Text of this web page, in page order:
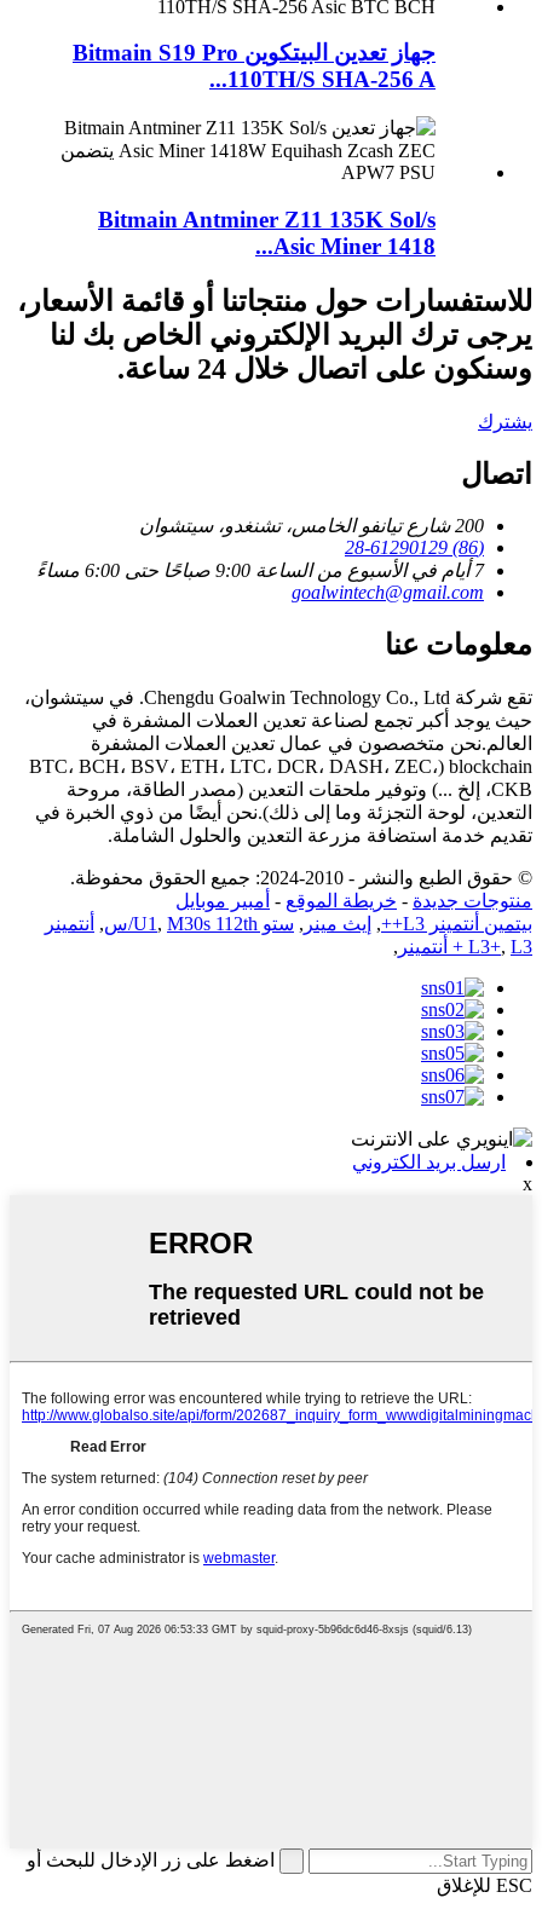
جهاز تعدين البيتكوين Bitmain S19 Pro
110TH/S SHA-256 A...
Bitmain Antminer Z11 135K Sol/s
Asic Miner 1418...
للاستفسارات حول منتجاتنا أو قائمة الأسعار،
يرجى ترك البريد الإلكتروني الخاص بك لنا
وسنكون على اتصال خلال 24 ساعة.
يشترك
اتصال
200 شارع تيانفو الخامس، تشنغدو، سيتشوان
(86) 28-61290129
7 أيام في الأسبوع من الساعة 9:00 صباحًا حتى 6:00 مساءً
goalwintech@gmail.com
معلومات عنا
تقع شركة Chengdu Goalwin Technology Co., Ltd. في سيتشوان،
حيث يوجد أكبر تجمع لصناعة تعدين العملات المشفرة في
العالم.نحن متخصصون في عمال تعدين العملات المشفرة
blockchain (BTC، BCH، BSV، ETH، LTC، DCR، DASH، ZEC،
CKB، إلخ ...) وتوفير ملحقات التعدين (مصدر الطاقة، مروحة
التعدين، لوحة التجزئة وما إلى ذلك).نحن أيضًا من ذوي الخبرة في
تقديم خدمة استضافة مزرعة التعدين والحلول الشاملة.
© حقوق الطبع والنشر - 2010-2024: جميع الحقوق محفوظة.
منتوجات جديدة - خريطة الموقع - أمبير موبايل
بيتمين أنتمينر L3++
, إيث مينر , ستو U1 , M30s 112th/س , أنتمينر
L3+, L3 + أنتمينر ,
ارسل بريد الكتروني
x
اضغط على زر الإدخال للبحث أو
ESC للإغلاق